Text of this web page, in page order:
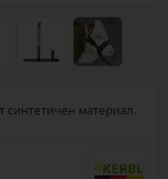
синтетичен материал.